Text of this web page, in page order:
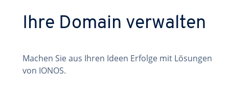
Ihre Domain verwalten
Machen Sie aus Ihren Ideen Erfolge mit Lösungen
von IONOS.